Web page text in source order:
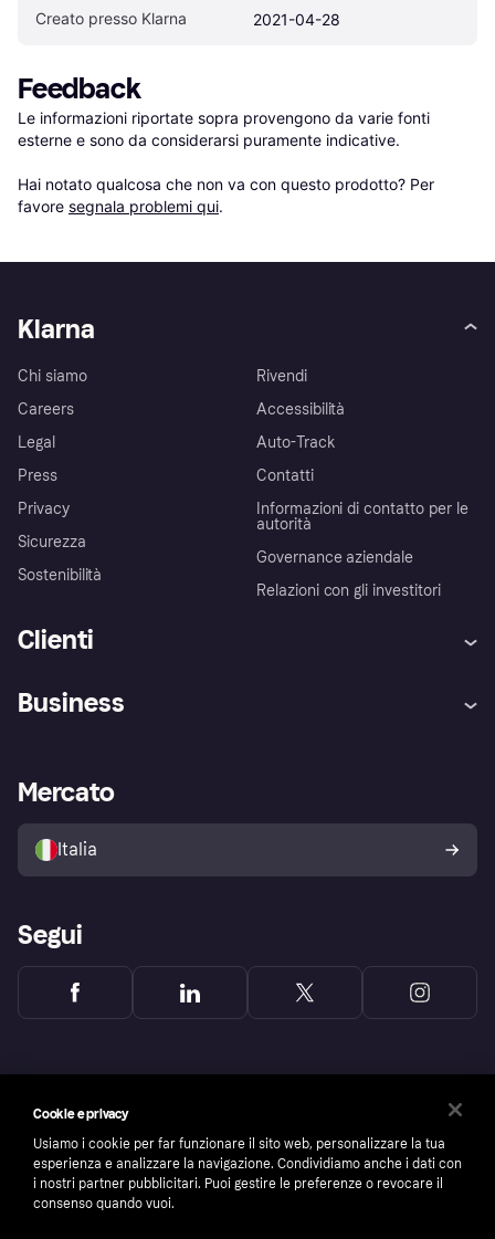
Creato presso Klarna 2021-04-28
Feedback
Le informazioni riportate sopra provengono da varie fonti
esterne e sono da considerarsi puramente indicative.
Hai notato qualcosa che non va con questo prodotto? Per
favore segnala problemi qui.
Klarna
Chi siamo
Careers
Legal
Press
Privacy
Sicurezza
Sostenibilità
Rivendi
Accessibilità
Auto-Track
Contatti
Informazioni di contatto per le
autorità
Governance aziendale
Relazioni con gli investitori
Clienti
Assistenza
Esplora i negozi
Politica di protezione
dell'acquirente Klarna
Business
Accesso aziende
Mercato
Italia
Segui
Cookie e privacy
Usiamo i cookie per far funzionare il sito web, personalizzare la tua
esperienza e analizzare la navigazione. Condividiamo anche i dati con
i nostri partner pubblicitari. Puoi gestire le preferenze o revocare il
consenso quando vuoi.